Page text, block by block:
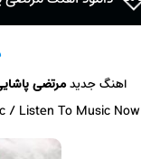
اهنگ جدیدمرتضی
/ Listen To Music Now